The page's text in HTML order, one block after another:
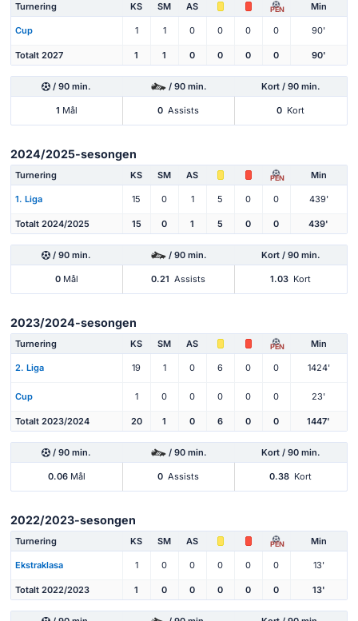
Turnering KS SM AS PEN Min
Cup 1 1 0 0 0 0 90'
Totalt 2027 1 1 0 0 0 0 90'
/ 90 min. / 90 min. Kort / 90 min.
1 Mål 0 Assists 0 Kort
2024/2025-sesongen
Turnering KS SM AS PEN Min
1. Liga 15 0 1 5 0 0 439'
Totalt 2024/2025 15 0 1 5 0 0 439'
/ 90 min. / 90 min. Kort / 90 min.
0Mål 0.21 Assists 1.03 Kort
2023/2024-sesongen
Turnering KS SM AS PEN Min
2. Liga 19 1 0 6 0 0 1424'
Cup 1 0 0 0 0 0 23'
Totalt 2023/2024 20 1 0 6 0 0 1447'
/ 90 min. / 90 min. Kort / 90 min.
0.06Mål 0 Assists 0.38 Kort
2022/2023-sesongen
Turnering KS SM AS PEN Min
Ekstraklasa 1 0 0 0 0 0 13'
Totalt 2022/2023 1 0 0 0 0 0 13'